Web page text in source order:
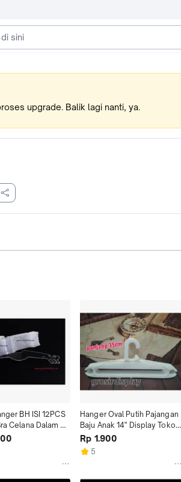
upgrade. Balik lagi nanti, ya.
BH ISI 12PCS
Celana Dalam
Murah
Hanger Oval Putih Pajangan
Baju Anak 14" Display Toko
Butik Murah
Rp 1.900
5